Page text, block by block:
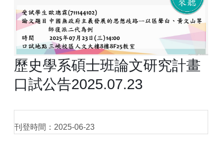
歷史學系碩士班論文研究計畫
口試公告2025.07.23
刊登時間：2025-06-23